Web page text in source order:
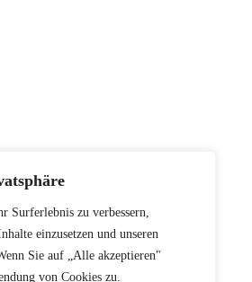
Surferlebnis zu verbessern,
einzusetzen und unseren
Sie auf „Alle akzeptieren"
von Cookies zu.